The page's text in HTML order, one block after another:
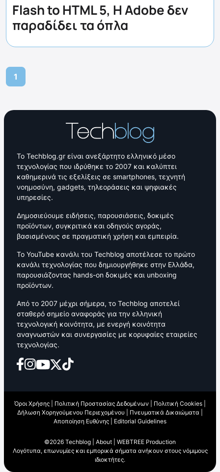
Flash to HTML 5, Η Adobe δεν
παραδίδει τα όπλα
1
Το Techblog.gr είναι ανεξάρτητο ελληνικό μέσο
τεχνολογίας που ιδρύθηκε το 2007 και καλύπτει
καθημερινά τις εξελίξεις σε smartphones, τεχνητή
νοημοσύνη, gadgets, τηλεοράσεις και ψηφιακές
υπηρεσίες.
Δημοσιεύουμε ειδήσεις, παρουσιάσεις, δοκιμές
προϊόντων, συγκριτικά και οδηγούς αγοράς,
βασισμένους σε πραγματική χρήση και εμπειρία.
Το YouTube κανάλι του Techblog αποτέλεσε το πρώτο
κανάλι τεχνολογίας που δημιουργήθηκε στην Ελλάδα,
παρουσιάζοντας hands-on δοκιμές και unboxing
προϊόντων.
Από το 2007 μέχρι σήμερα, το Techblog αποτελεί
σταθερό σημείο αναφοράς για την ελληνική
τεχνολογική κοινότητα, με ενεργή κοινότητα
αναγνωστών και συνεργασίες με κορυφαίες εταιρείες
τεχνολογίας.
Όροι Χρήσης Πολιτική Προστασίας Δεδομένων Πολιτική Cookies
Δήλωση Χορηγούμενου Περιεχομένου
Πνευματικά Δικαιώματα
Αποποίηση Ευθύνης
Editorial Guidelines
©2026 Techblog | About
WEBTREE Production
Λογότυπα, επωνυμίες και εμπορικά σήματα ανήκουν στους νόμιμους
ιδιοκτήτες.